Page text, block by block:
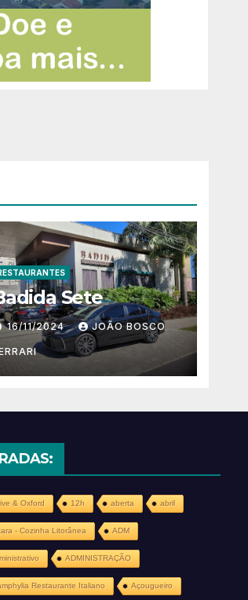
Sete
16/11/2024 JOÃO BOSCO
& Oxford 12h aberta abril
- Cozinha Litorânea ADM
ADMINISTRAÇÃO
Restaurante Italiano Açougueiro